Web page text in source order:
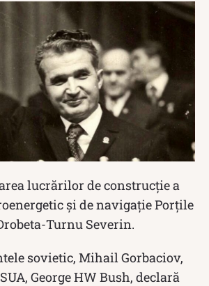
lucrărilor de construcție a
şi de navigaţie Porţile
Turnu Severin.
sovietic, Mihail Gorbaciov,
George HW Bush, declară